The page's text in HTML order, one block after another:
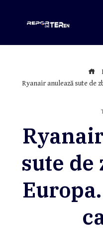
Ryanair anulează sute de
sute